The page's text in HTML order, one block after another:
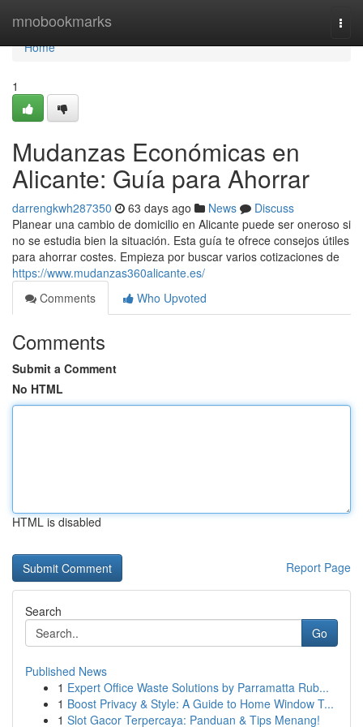
mnobookmarks
Home
Home
1
Mudanzas Económicas en
Alicante: Guía para Ahorrar
darrengkwh287350 63 days ago News
Discuss
Planear una cambio de domicilio en Alicante puede ser oneroso si
no se estudia bien la situación. Esta guía te ofrece consejos útiles
para ahorrar costes. Empieza por buscar varios cotizaciones de
https://www.mudanzas360alicante.es/
Comments
Who Upvoted
Comments
Submit a Comment
No HTML
HTML is disabled
Report Page
Search
Go
Published News
1 Expert Office Waste Solutions by Parramatta Rub...
1 Boost Privacy & Style: A Guide to Home Window T...
1 Slot Gacor Terpercaya: Panduan & Tips Menang!